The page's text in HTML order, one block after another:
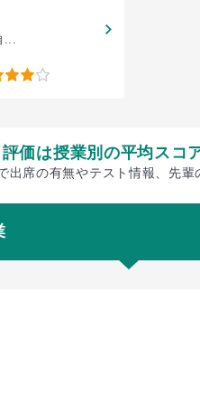
評価は授業別の平均スコ
出席の有無やテスト情報、先輩